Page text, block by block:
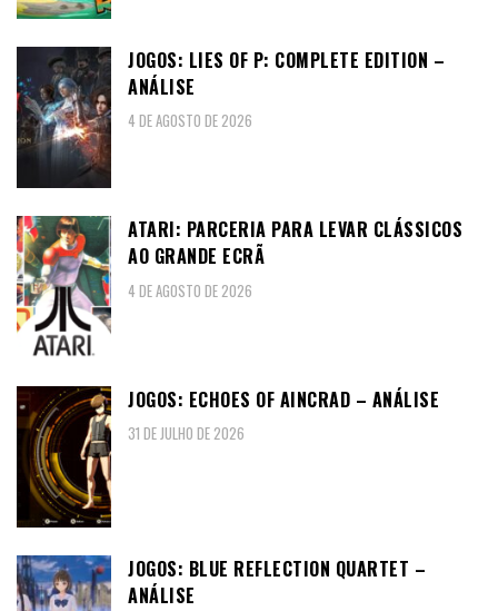
JOGOS: LIES OF P: COMPLETE EDITION –
ANÁLISE
4 DE AGOSTO DE 2026
ATARI: PARCERIA PARA LEVAR CLÁSSICOS
AO GRANDE ECRÃ
4 DE AGOSTO DE 2026
JOGOS: ECHOES OF AINCRAD – ANÁLISE
31 DE JULHO DE 2026
JOGOS: BLUE REFLECTION QUARTET –
ANÁLISE